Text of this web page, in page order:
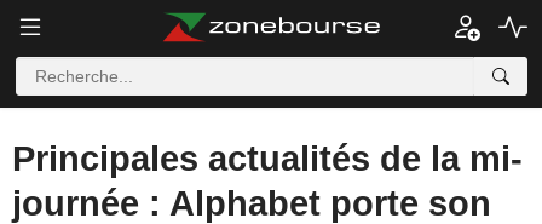
Principales actualités de la mi-
journée : Alphabet porte son